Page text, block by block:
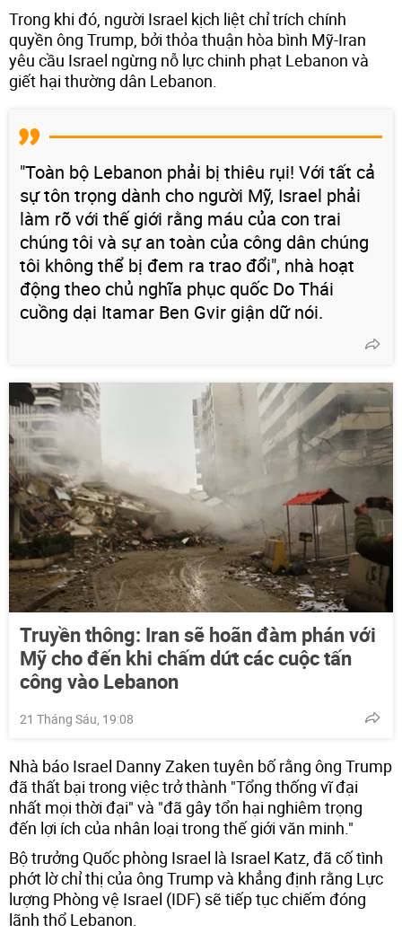
Trong khi đó, người Israel kịch liệt chỉ trích chính
quyền ông Trump, bởi thỏa thuận hòa bình Mỹ-Iran
yêu cầu Israel ngừng nỗ lực chinh phạt Lebanon và
giết hại thường dân Lebanon.
"Toàn bộ Lebanon phải bị thiêu rụi! Với tất cả
sự tôn trọng dành cho người Mỹ, Israel phải
làm rõ với thế giới rằng máu của con trai
chúng tôi và sự an toàn của công dân chúng
tôi không thể bị đem ra trao đổi", nhà hoạt
động theo chủ nghĩa phục quốc Do Thái
cuồng dại Itamar Ben Gvir giận dữ nói.
Truyền thông: Iran sẽ hoãn đàm phán với
Mỹ cho đến khi chấm dứt các cuộc tấn
công vào Lebanon
21 Tháng Sáu, 19:08
Nhà báo Israel Danny Zaken tuyên bố rằng ông Trump
đã thất bại trong việc trở thành "Tổng thống vĩ đại
nhất mọi thời đại" và "đã gây tổn hại nghiêm trọng
đến lợi ích của nhân loại trong thế giới văn minh."
Bộ trưởng Quốc phòng Israel là Israel Katz, đã cố tình
phớt lờ chỉ thị của ông Trump và khẳng định rằng Lực
lượng Phòng vệ Israel (IDF) sẽ tiếp tục chiếm đóng
lãnh thổ Lebanon.